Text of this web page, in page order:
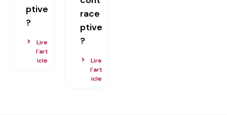
ptive
?
Lire
l'art
icle
race
ptive
?
Lire
l'art
icle